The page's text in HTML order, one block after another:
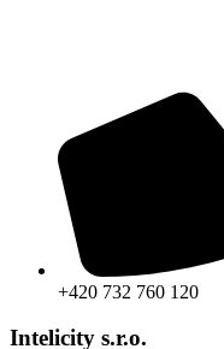
+420 732 760 120
Intelicity s.r.o.